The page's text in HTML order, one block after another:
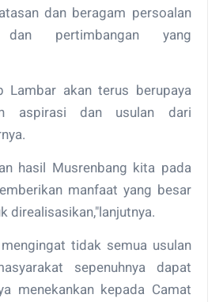
dan beragam persoalan
dan pertimbangan yang
Lambar akan terus berupaya
aspirasi dan usulan dari
hasil Musrenbang kita pada
manfaat yang besar
direalisasikan,"lanjutnya.
tidak semua usulan
sepenuhnya dapat
menekankan kepada Camat